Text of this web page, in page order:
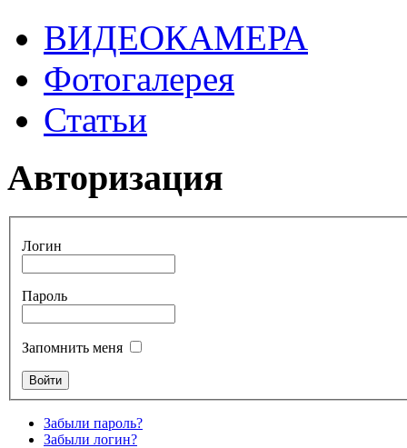
ВИДЕОКАМЕРА
Фотогалерея
Статьи
Авторизация
Логин
Пароль
Запомнить меня
Забыли пароль?
Забыли логин?